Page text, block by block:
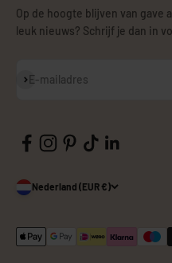
Op de hoogte blijven van
leuk nieuws? Schrijf je dan in
E-mailadres
Abonneren
Nederland (EUR €)